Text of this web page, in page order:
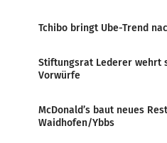
Tchibo bringt Ube-Trend
Stiftungsrat Lederer wehrt
Vorwürfe
McDonald’s baut neues
Waidhofen/Ybbs